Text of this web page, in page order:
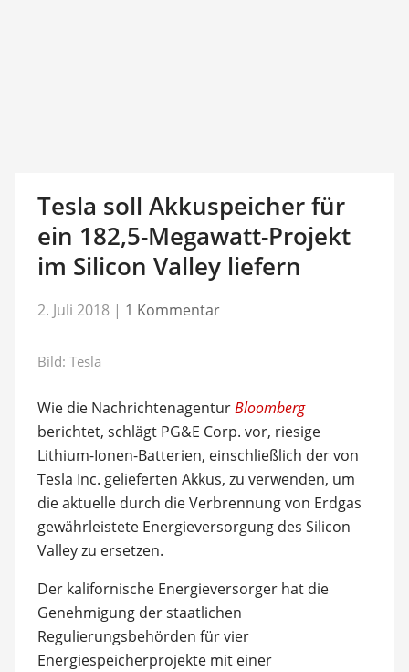
Tesla soll Akkuspeicher für
ein 182,5-Megawatt-Projekt
im Silicon Valley liefern
2. Juli 2018 | 1 Kommentar
Bild: Tesla
Wie die NachrichtenagenturBloomberg
berichtet, schlägt PG&E Corp. vor, riesige
Lithium-Ionen-Batterien, einschließlich der von
Tesla Inc. gelieferten Akkus, zu verwenden, um
die aktuelle durch die Verbrennung von Erdgas
gewährleistete Energieversorgung des Silicon
Valley zu ersetzen.
Der kalifornische Energieversorger hat die
Genehmigung der staatlichen
Regulierungsbehörden für vier
Energiespeicherprojekte mit einer